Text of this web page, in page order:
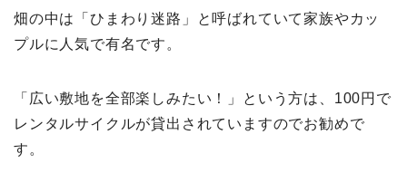
畑の中は「ひまわり迷路」と呼ばれていて家族やカッ
プルに人気で有名です。
「広い敷地を全部楽しみたい！」という方は、100円で
レンタルサイクルが貸出されていますのでお勧めで
す。